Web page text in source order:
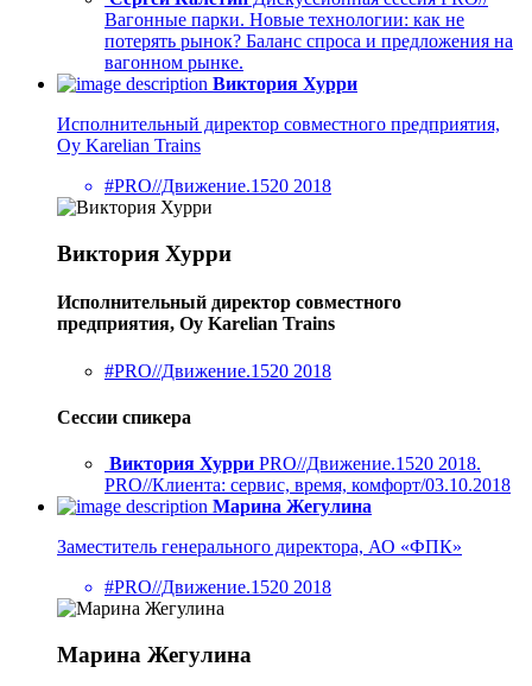
Вагонные парки. Новые технологии: как не
потерять рынок? Баланс спроса и предложения на
вагонном рынке.
Виктория Хурри
Исполнительный директор совместного предприятия,
Oy Karelian Trains
#PRO//Движение.1520 2018
Виктория Хурри
Исполнительный директор совместного
предприятия, Oy Karelian Trains
#PRO//Движение.1520 2018
Сессии спикера
Виктория Хурри PRO//Движение.1520 2018.
PRO//Клиента: сервис, время, комфорт/03.10.2018
Марина Жегулина
Заместитель генерального директора, АО «ФПК»
#PRO//Движение.1520 2018
Марина Жегулина